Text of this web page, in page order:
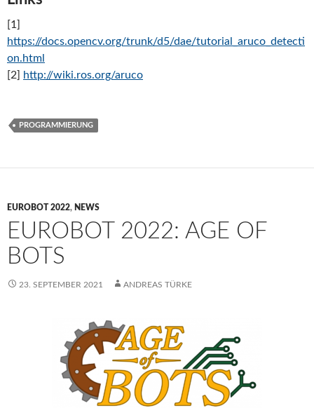
[1]
https://docs.opencv.org/trunk/d5/dae/tutorial_aruco_detecti
on.html
[2] http://wiki.ros.org/aruco
PROGRAMMIERUNG
EUROBOT 2022, NEWS
EUROBOT 2022: AGE OF
BOTS
23. SEPTEMBER 2021 ANDREAS TÜRKE